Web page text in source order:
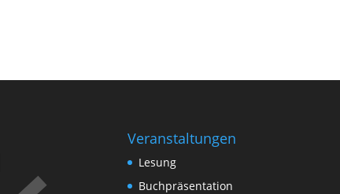
Veranstaltungen
Lesung
Buchpräsentation